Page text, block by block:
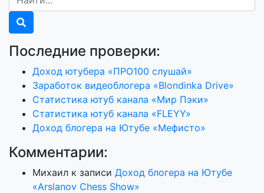
Последние проверки:
Доход ютубера «ПРО100 слушай»
Заработок видеоблогера «Blondinka Drive»
Статистика ютуб канала «Мир Пэки»
Статистика ютуб канала «FLEYY»
Доход блогера на Ютубе «Мефисто»
Комментарии:
Михаил к записи Доход блогера на Ютубе
«Arslanov Chess Show»